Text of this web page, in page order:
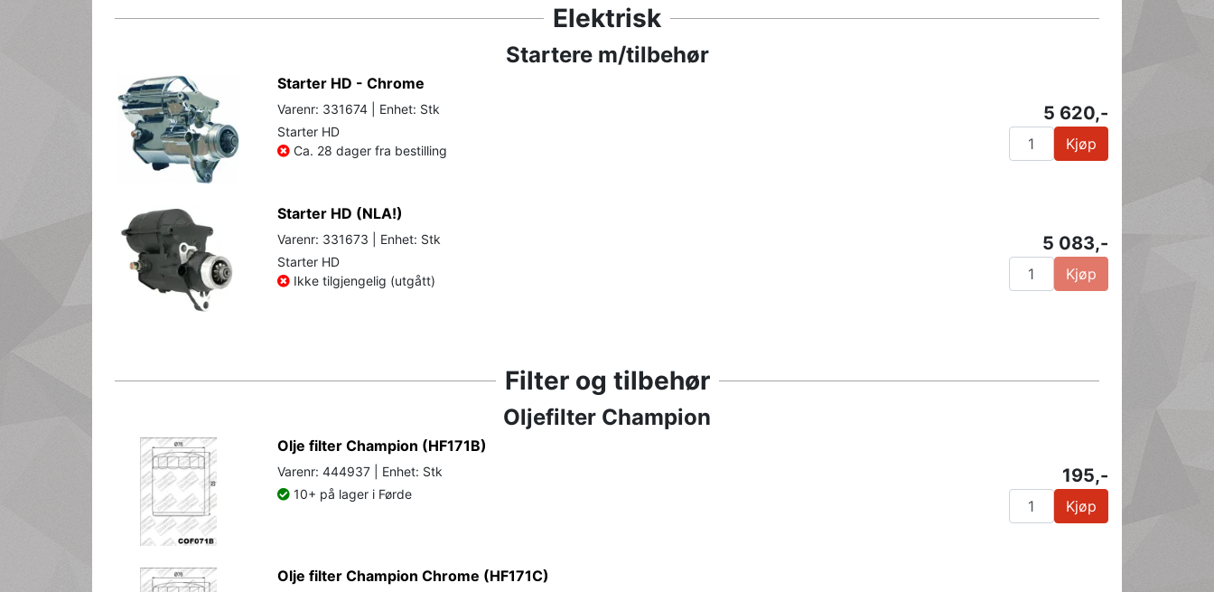
Elektrisk
Startere m/tilbehør
Starter HD - Chrome
Varenr: 331674 | Enhet: Stk
Starter HD
Ca. 28 dager fra bestilling
5 620,-
Kjøp
Starter HD (NLA!)
Varenr: 331673 | Enhet: Stk
Starter HD
Ikke tilgjengelig (utgått)
5 083,-
Kjøp
Filter og tilbehør
Oljefilter Champion
Olje filter Champion (HF171B)
Varenr: 444937 | Enhet: Stk
10+ på lager i Førde
195,-
Kjøp
Olje filter Champion Chrome (HF171C)